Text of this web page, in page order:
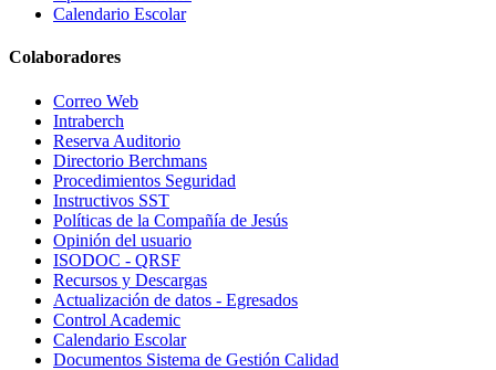
Calendario Escolar
Colaboradores
Correo Web
Intraberch
Reserva Auditorio
Directorio Berchmans
Procedimientos Seguridad
Instructivos SST
Políticas de la Compañía de Jesús
Opinión del usuario
ISODOC - QRSF
Recursos y Descargas
Actualización de datos - Egresados
Control Academic
Calendario Escolar
Documentos Sistema de Gestión Calidad